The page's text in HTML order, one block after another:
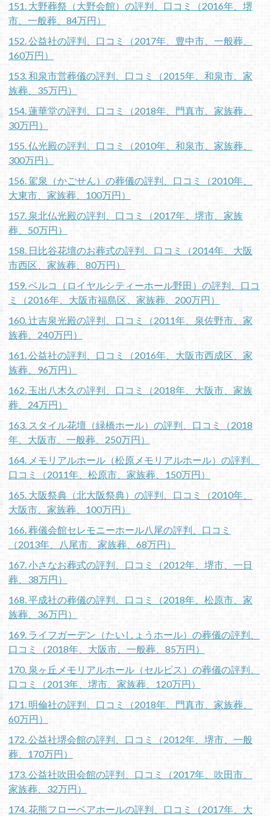
151. 大野葬祭（大野会館）の評判、口コミ（2016年、堺
市、一般葬、84万円）
152. 公益社の評判、口コミ（2017年、豊中市、一般葬、
160万円）
153. 和泉市営葬儀の評判、口コミ（2015年、和泉市、家
族葬、35万円）
154. 蓮華堂の評判、口コミ（2018年、門真市、家族葬、
30万円）
155. 仏光殿の評判、口コミ（2010年、和泉市、家族葬、
300万円）
156. 駕泉（かごせん）の葬儀の評判、口コミ（2010年、
大東市、家族葬、100万円）
157. 泉北仏光殿の評判、口コミ（2017年、堺市、家族
葬、50万円）
158. 日比谷花壇のお葬式の評判、口コミ（2014年、大阪
市西区、家族葬、80万円）
159. ベルコ（ロイヤルシティーホール野田）の評判、口コ
ミ（2016年、大阪市福島区、家族葬、200万円）
160. 辻吉泉光殿の評判、口コミ（2011年、泉佐野市、家
族葬、240万円）
161. 公益社の評判、口コミ（2016年、大阪市西成区、家
族葬、96万円）
162. 玉出八木久の評判、口コミ（2018年、大阪市、家族
葬、24万円）
163. スタイル花壇（緑橋ホール）の評判、口コミ（2018
年、大阪市、一般葬、250万円）
164. メモリアルホール（松原メモリアルホール）の評判、
口コミ（2011年、松原市、家族葬、150万円）
165. 大阪祭典（北大阪祭典）の評判、口コミ（2010年、
大阪市、家族葬、100万円）
166. 葬儀会館セレモニーホール八尾の評判、口コミ
（2013年、八尾市、家族葬、68万円）
167. 小さなお葬式の評判、口コミ（2012年、堺市、一日
葬、38万円）
168. 平成社の葬儀の評判、口コミ（2018年、松原市、家
族葬、36万円）
169. ライフガーデン（たいしょうホール）の葬儀の評判、
口コミ（2018年、大阪市、一般葬、85万円）
170. 泉ヶ丘メモリアルホール（セルビス）の葬儀の評判、
口コミ（2013年、堺市、家族葬、120万円）
171. 明倫社の評判、口コミ（2018年、門真市、家族葬、
60万円）
172. 公益社堺会館の評判、口コミ（2012年、堺市、一般
葬、170万円）
173. 公益社吹田会館の評判、口コミ（2017年、吹田市、
家族葬、32万円）
174. 花熊フローベアホールの評判、口コミ（2017年、大